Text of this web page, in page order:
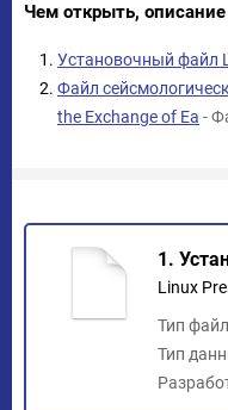
Чем открыть,
Установочный файл
Файл
the Exchange of Ea -
1.
Linux
Тип
Тип